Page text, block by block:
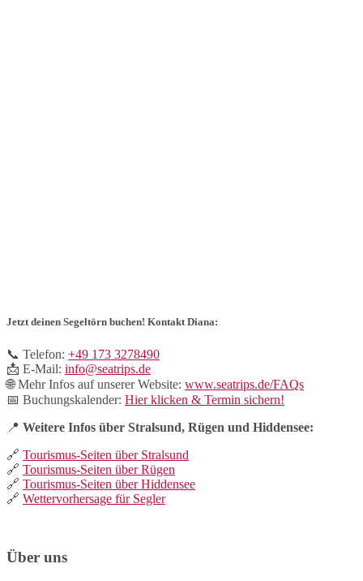
Jetzt deinen Segeltörn buchen! Kontakt Diana:
📞 Telefon: +49 173 3278490
📩 E-Mail: info@seatrips.de
🌐 Mehr Infos auf unserer Website: www.seatrips.de/FAQs
📅 Buchungskalender: Hier klicken & Termin sichern!
📍 Weitere Infos über Stralsund, Rügen und Hiddensee:
🔗 Tourismus-Seiten über Stralsund
🔗 Tourismus-Seiten über Rügen
🔗 Tourismus-Seiten über Hiddensee
🔗 Wettervorhersage für Segler
Über uns